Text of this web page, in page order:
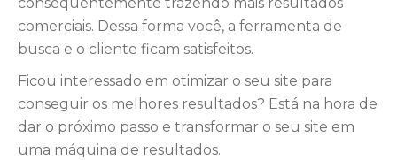
consequentemente trazendo mais resultados
comerciais. Dessa forma você, a ferramenta de
busca e o cliente ficam satisfeitos.
Ficou interessado em otimizar o seu site para
conseguir os melhores resultados? Está na hora de
dar o próximo passo e transformar o seu site em
uma máquina de resultados.